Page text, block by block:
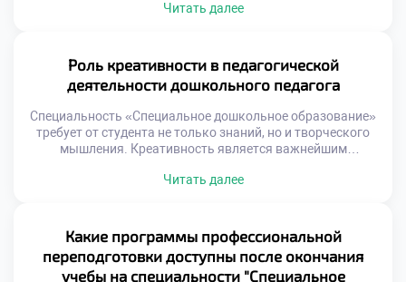
дефектолога перестала быть узкой нишей давно. Рынок
за пределами стандартной должности. Современное
образование открывает двери в смежные сферы
деятельности. Инклюзия создает спрос на универсальных
Читать далее
Роль креативности в педагогической
деятельности дошкольного педагога
Специальность «Специальное дошкольное образование»
требует от студента не только знаний, но и творческого
мышления. Креативность является важнейшим
позволяет находить нестандартные пути к сердцу
невозможна качественная коррекционная работа. Важно
подать документы в надежный техникум с готовностью
развивать этот навык. Будущие специалисты […]
Читать далее
Какие программы профессиональной
переподготовки доступны после окончания
учебы на специальности "Специальное